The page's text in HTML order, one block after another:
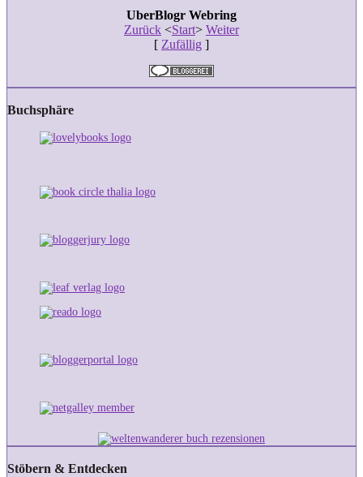
UberBlogr Webring
Zurück <Start> Weiter
[ Zufällig ]
Buchsphäre
Stöbern & Entdecken